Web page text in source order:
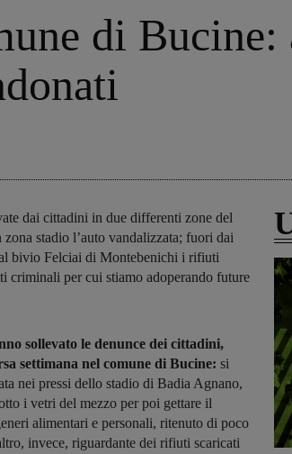
di Bucine:
dai cittadini in due differenti zone del
stadio l’auto vandalizzata; fuori dai
bivio Felciai di Montebenichi i rifiuti
criminali per cui stiamo adoperando future
sollevato le denunce dei cittadini,
settimana nel comune di Bucine: si
nei pressi dello stadio di Badia Agnano,
i vetri del mezzo per poi gettare il
alimentari e personali, ritenuto di poco
invece, riguardante dei rifiuti scaricati